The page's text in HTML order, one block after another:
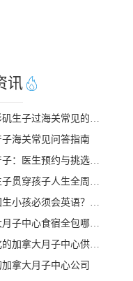
讯
去洛杉矶生子过海关常见的五个遣返原因
海关常见问答指南
美国产子：医生预约与挑选指南
赴美生子贯穿孩子人生全周期的身份红利
去美国生小孩必须会英语？看完这篇就不焦虑了
加拿大月子中心食宿全包哪家好
定制化的加拿大月子中心供应商
拿大月子中心公司